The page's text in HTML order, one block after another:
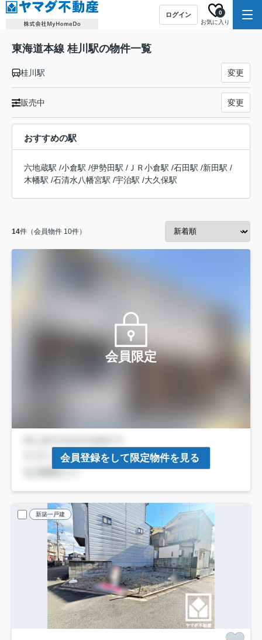
ログイン
お気に入り
0
東海道本線 桂川駅の物件一覧
桂川駅 変更
販売中 変更
おすすめの駅
六地蔵駅 /小倉駅 /伊勢田駅 / ＪＲ小倉駅 /石田駅 /新田駅 /
木幡駅 /石清水八幡宮駅 /宇治駅 /大久保駅
14件（会員物件 10件）
会員限定
会員登録をして限定物件を見る
新築一戸建